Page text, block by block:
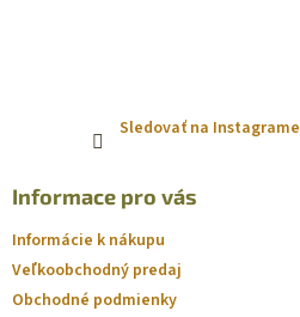
Sledovať na Instagrame
Informace pro vás
Informácie k nákupu
Veľkoobchodný predaj
Obchodné podmienky